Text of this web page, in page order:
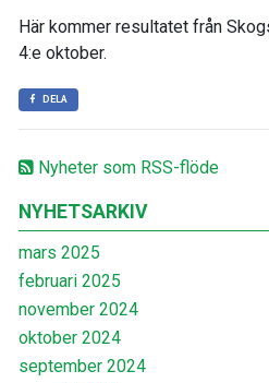
Nyheter som RSS-flöde
NYHETSARKIV
mars 2025
februari 2025
november 2024
oktober 2024
september 2024
Här kommer resultatet från
4:e oktober.
DELA